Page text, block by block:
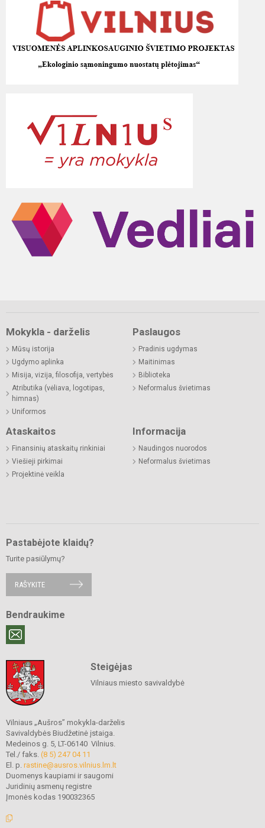
Mokykla - darželis
Mūsų istorija
Ugdymo aplinka
Misija, vizija, filosofija, vertybės
Atributika (vėliava, logotipas,
himnas)
Uniformos
Paslaugos
Pradinis ugdymas
Maitinimas
Biblioteka
Neformalus švietimas
Ataskaitos
Finansinių ataskaitų rinkiniai
Viešieji pirkimai
Projektinė veikla
Informacija
Naudingos nuorodos
Neformalus švietimas
Pastabėjote klaidų?
Turite pasiūlymų?
RAŠYKITE
Bendraukime
Steigėjas
Vilniaus miesto savivaldybė
Vilniaus „Aušros” mokykla-darželis
Savivaldybės Biudžetinė įstaiga.
Medeinos g. 5, LT-06140 Vilnius.
Tel./ faks. (8 5) 247 04 11
El. p. rastine@ausros.vilnius.lm.lt
Duomenys kaupiami ir saugomi
Juridinių asmenų registre
Įmonės kodas 190032365